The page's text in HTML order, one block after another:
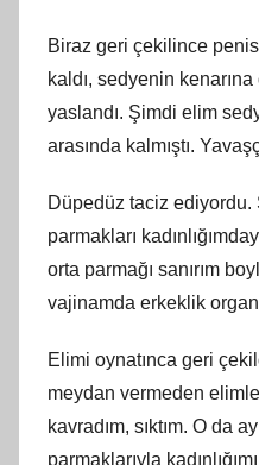
Biraz geri çekilince
kaldı, sedyenin
yaslandı. Şimdi elim
arasında kalmıştı.
Düpedüz taciz
parmakları
orta parmağı sanırım
vajinamda erkeklik
Elimi oynatınca geri
meydan vermeden
kavradım, sıktım. O da
parmaklarıyla